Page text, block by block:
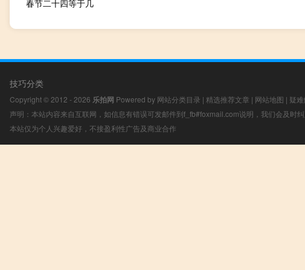
春节二十四等于几
技巧分类
Copyright © 2012 - 2026 乐拍网 Powered by 网站分类目录 | 精选推荐文章 | 网站地图 | 疑
声明：本站内容来自互联网，如信息有错误可发邮件到f_fb#foxmail.com说明，我们会及时
本站仅为个人兴趣爱好，不接盈利性广告及商业合作